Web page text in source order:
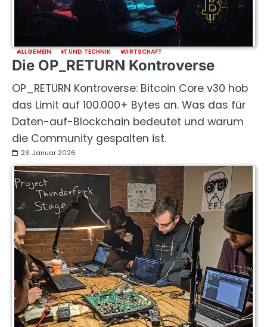
ALLGEMEIN IT UND TECHNIK WIRTSCHAFT
Die OP_RETURN Kontroverse
OP_RETURN Kontroverse: Bitcoin Core v30 hob
das Limit auf 100.000+ Bytes an. Was das für
Daten-auf-Blockchain bedeutet und warum
die Community gespalten ist.
23. Januar 2026